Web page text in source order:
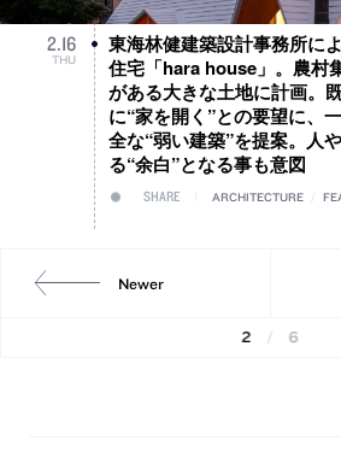
2.16
THU
東海林健建築設計事務所に
住宅「hara house」。農村
がある大きな土地に計画。
に“家を開く”との要望に、
全な“弱い建築”を提案。人
る“余白”となる事も意図
SHARE ARCHITECTURE
Newer
2 6